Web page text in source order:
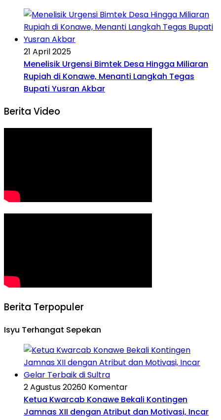
21 April 2025
Menelisik Urgensi Bimtek Desa Hingga Miliaran
Rupiah di Konawe, Menanti Langkah Tegas
Bupati Yusran Akbar
Berita Video
Berita Terpopuler
Isyu Terhangat Sepekan
2 Agustus 20260 Komentar
Ketua Kwarcab Konawe Bekali Kontingen
Jamnas XII dengan Atribut dan Motivasi, Incar